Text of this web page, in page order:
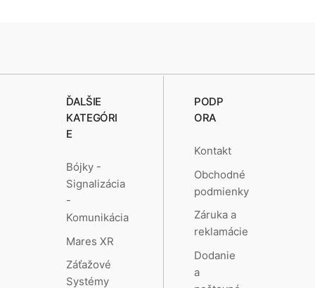
ĎALŠIE
KATEGÓRI
E
Bójky -
Signalizácia
-
Komunikácia
Mares XR
Záťažové
Systémy
PODP
ORA
Kontakt
Obchodné
podmienky
Záruka a
reklamácie
Dodanie
a